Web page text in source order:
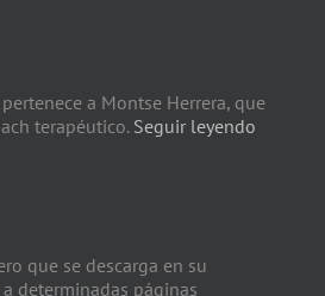
a Montse Herrera, que
terapéutico. Seguir leyendo
que se descarga en su
determinadas páginas